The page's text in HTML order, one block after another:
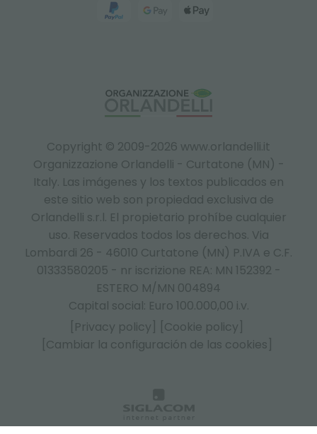
Copyright © 2009-2026 www.orlandelli.it
Organizzazione Orlandelli - Curtatone (MN) -
Italy. Las imágenes y los textos publicados en
este sitio web son propiedad exclusiva de
Orlandelli s.r.l. El propietario prohíbe cualquier
uso. Reservados todos los derechos. Via
Lombardi 26 - 46010 Curtatone (MN) P.IVA e C.F.
01333580205 - nr iscrizione REA: MN 152392 -
ESTERO M/MN 004894
Capital social: Euro 100.000,00 i.v.
[Privacy policy]
[Cookie policy]
[Cambiar la configuración de las cookies]